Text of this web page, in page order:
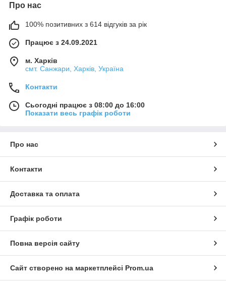
Про нас
100% позитивних з 614 відгуків за рік
Працює з 24.09.2021
м. Харків
смт. Санжари, Харків, Україна
Контакти
Сьогодні працює з 08:00 до 16:00
Показати весь графік роботи
Про нас
Контакти
Доставка та оплата
Графік роботи
Повна версія сайту
Сайт створено на маркетплейсі Prom.ua